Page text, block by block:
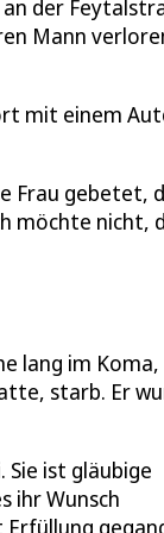
der
Mann
mit einem
Frau gebetet,
möchte nicht,
lang im Koma,
starb. Er
ist gläubige
ihr Wunsch